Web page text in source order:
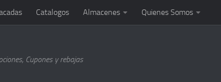
Catalogos Almacenes Quienes Somos
Cupones y rebajas